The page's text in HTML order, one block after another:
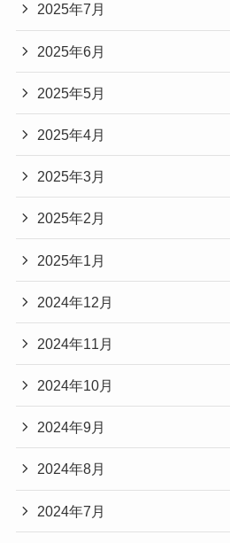
2025年7月
2025年6月
2025年5月
2025年4月
2025年3月
2025年2月
2025年1月
2024年12月
2024年11月
2024年10月
2024年9月
2024年8月
2024年7月